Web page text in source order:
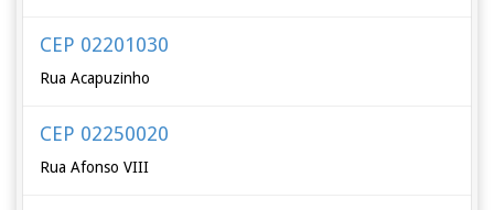
CEP 02201030
Rua Acapuzinho
CEP 02250020
Rua Afonso VIII